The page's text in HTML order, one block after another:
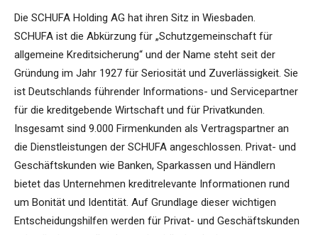
Die SCHUFA Holding AG hat ihren Sitz in Wiesbaden.
SCHUFA ist die Abkürzung für „Schutzgemeinschaft für
allgemeine Kreditsicherung“ und der Name steht seit der
Gründung im Jahr 1927 für Seriosität und Zuverlässigkeit. Sie
ist Deutschlands führender Informations- und Servicepartner
für die kreditgebende Wirtschaft und für Privatkunden.
Insgesamt sind 9.000 Firmenkunden als Vertragspartner an
die Dienstleistungen der SCHUFA angeschlossen. Privat- und
Geschäftskunden wie Banken, Sparkassen und Händlern
bietet das Unternehmen kreditrelevante Informationen rund
um Bonität und Identität. Auf Grundlage dieser wichtigen
Entscheidungshilfen werden für Privat- und Geschäftskunden